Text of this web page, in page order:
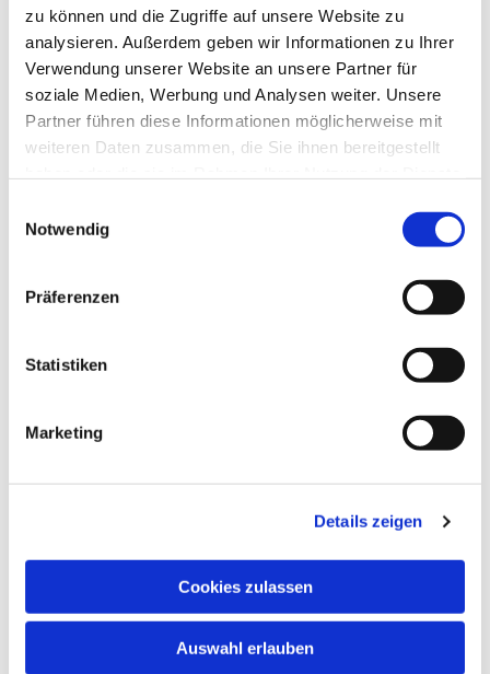
zu können und die Zugriffe auf unsere Website zu
analysieren. Außerdem geben wir Informationen zu Ihrer
Verwendung unserer Website an unsere Partner für
soziale Medien, Werbung und Analysen weiter. Unsere
Partner führen diese Informationen möglicherweise mit
weiteren Daten zusammen, die Sie ihnen bereitgestellt
Notwendig
Präferenzen
Statistiken
Marketing
Details zeigen
Cookies zulassen
Auswahl erlauben